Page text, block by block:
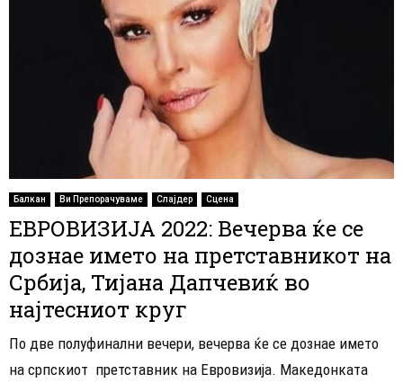
Балкан Ви Препорачуваме Слајдер Сцена
ЕВРОВИЗИЈА 2022: Вечерва ќе се
дознае името на претставникот на
Србија, Тијана Дапчевиќ во
најтесниот круг
По две полуфинални вечери, вечерва ќе се дознае името
на српскиот претставник на Евровизија. Македонката